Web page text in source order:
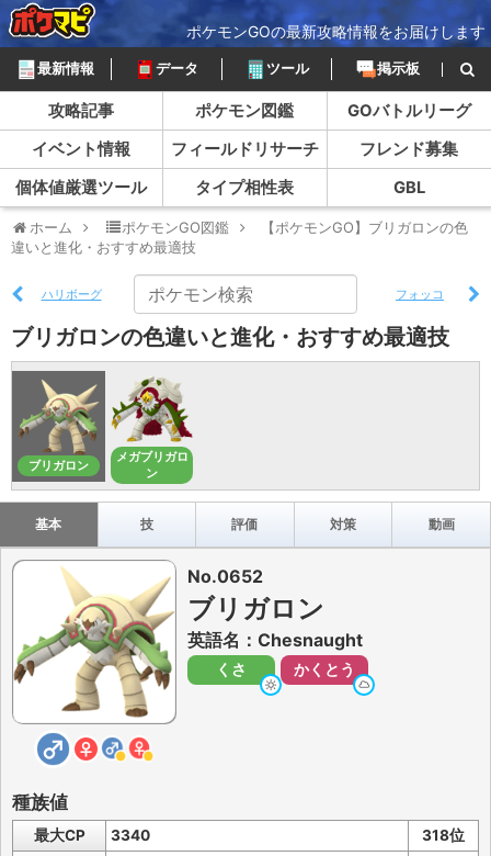
ポケモンGOの最新攻略情報をお届けします
最新情報 データ ツール 掲示板
攻略記事 ポケモン図鑑
GOバトルリーグ
イベント情報
フィールドリサーチ
フレンド募集
個体値厳選ツール
タイプ相性表 GBL
ホーム ポケモンGO図鑑
【ポケモンGO】ブリガロンの色
違いと進化・おすすめ最適技
ハリボーグ フォッコ
ブリガロンの色違いと進化・おすすめ最適技
ブリガロン
メガブリガロ
ン
基本 技 評価 対策 動画
No.0652
ブリガロン
英語名：Chesnaught
くさ かくとう
種族値
最大CP 3340
318位